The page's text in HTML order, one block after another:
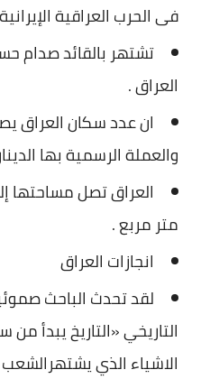
فى الحرب العراقية
تشتهر بالقائد صدام
العراق .
والعملة الرسمية بها
متر مربع .
انجازات العراق
لقد تحدث الباحث
التاريخي «التاريخ يبدأ
الاشياء الذي